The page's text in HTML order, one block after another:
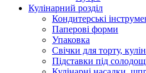
Кулінарний розділ
Кондитерські
Паперові форми
Упаковка
Свічки для торту,
Підставки під